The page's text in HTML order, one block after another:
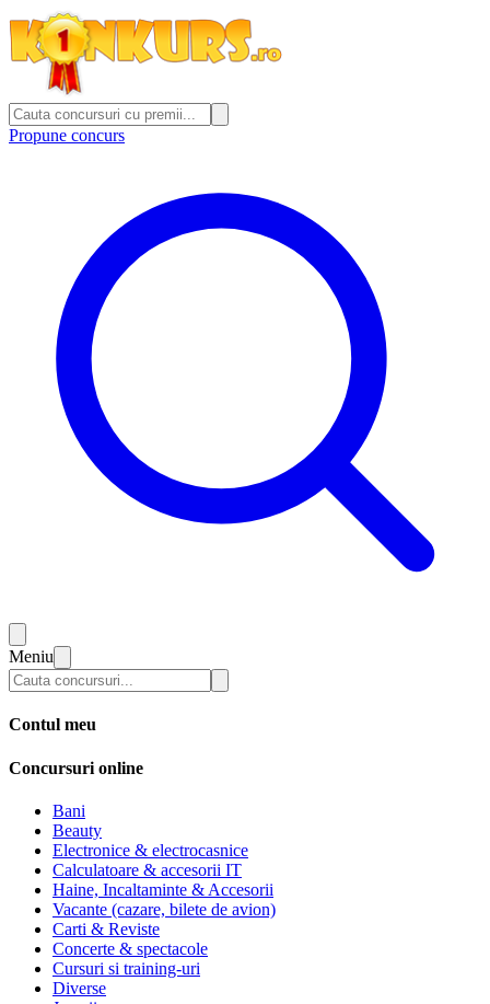
Propune concurs
Meniu
Contul meu
Concursuri online
Bani
Beauty
Electronice & electrocasnice
Calculatoare & accesorii IT
Haine, Incaltaminte & Accesorii
Vacante (cazare, bilete de avion)
Carti & Reviste
Concerte & spectacole
Cursuri si training-uri
Diverse